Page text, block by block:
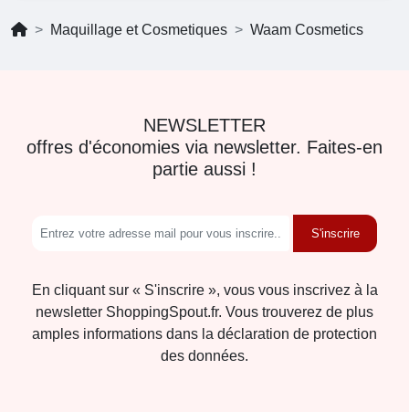
Maquillage et Cosmetiques Waam Cosmetics
NEWSLETTER
offres d'économies via newsletter. Faites-en
partie aussi !
S'inscrire
En cliquant sur « S'inscrire », vous vous inscrivez à la
newsletter ShoppingSpout.fr. Vous trouverez de plus
amples informations dans la déclaration de protection
des données.